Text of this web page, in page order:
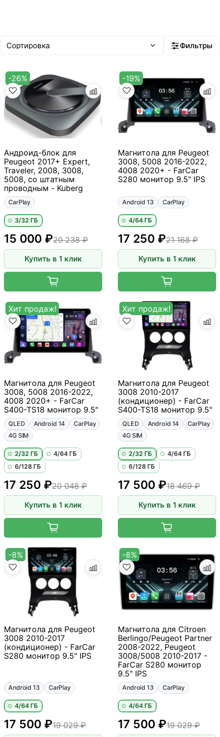
Фильтры
-26%
Андроид-блок для
Peugeot 2017+ Expert,
Traveler, 2008, 3008,
5008, со штатным
проводным - Kuberg
CarPlay
3/32 ГБ
20 238 ₽
15 000 ₽
Купить в 1 клик
-19%
Магнитола для Peugeot
3008, 5008 2016-2022,
4008 2020+ - FarCar
S280 монитор 9.5" IPS
Android 13 CarPlay
4/64 ГБ
21 168 ₽
17 250 ₽
Купить в 1 клик
Хит продаж!
Магнитола для Peugeot
3008, 5008 2016-2022,
4008 2020+ - FarCar
S400-TS18 монитор 9.5"
QLED Android 14
CarPlay
4G SIM
2/32 ГБ
4/64 ГБ
6/128 ГБ
17 250 ₽20 048 ₽
Купить в 1 клик
Хит продаж!
Магнитола для Peugeot
3008 2010-2017
(кондиционер) - FarCar
S400-TS18 монитор 9.5"
QLED Android 14
CarPlay
4G SIM
2/32 ГБ
4/64 ГБ
6/128 ГБ
17 500 ₽18 469 ₽
Купить в 1 клик
-8%
Магнитола для Peugeot
3008 2010-2017
(кондиционер) - FarCar
S280 монитор 9.5" IPS
Android 13 CarPlay
4/64 ГБ
19 029 ₽
17 500 ₽
-8%
Магнитола для Citroen
Berlingo/Peugeot Partner
2008-2022, Peugeot
3008/5008 2010-2017 -
FarCar S280 монитор
9.5" IPS
Android 13 CarPlay
4/64 ГБ
19 029 ₽
17 500 ₽